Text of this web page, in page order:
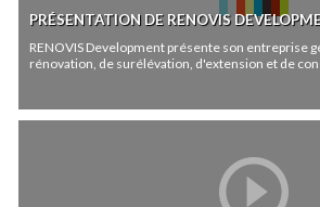
PRÉSENTATION DE RENOVIS
RENOVIS Development présente son entreprise
rénovation, de surélévation, d'extension et de